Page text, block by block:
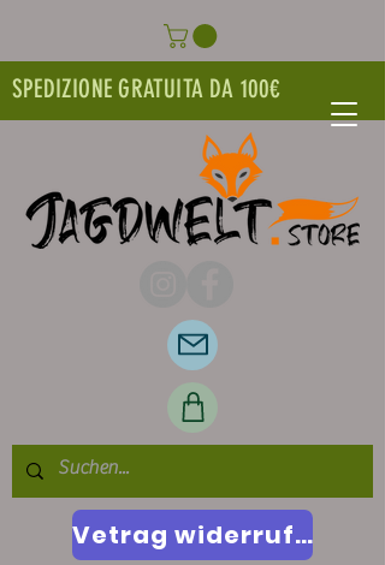
SPEDIZIONE GRATUITA DA 100€
Vetrag widerrufen